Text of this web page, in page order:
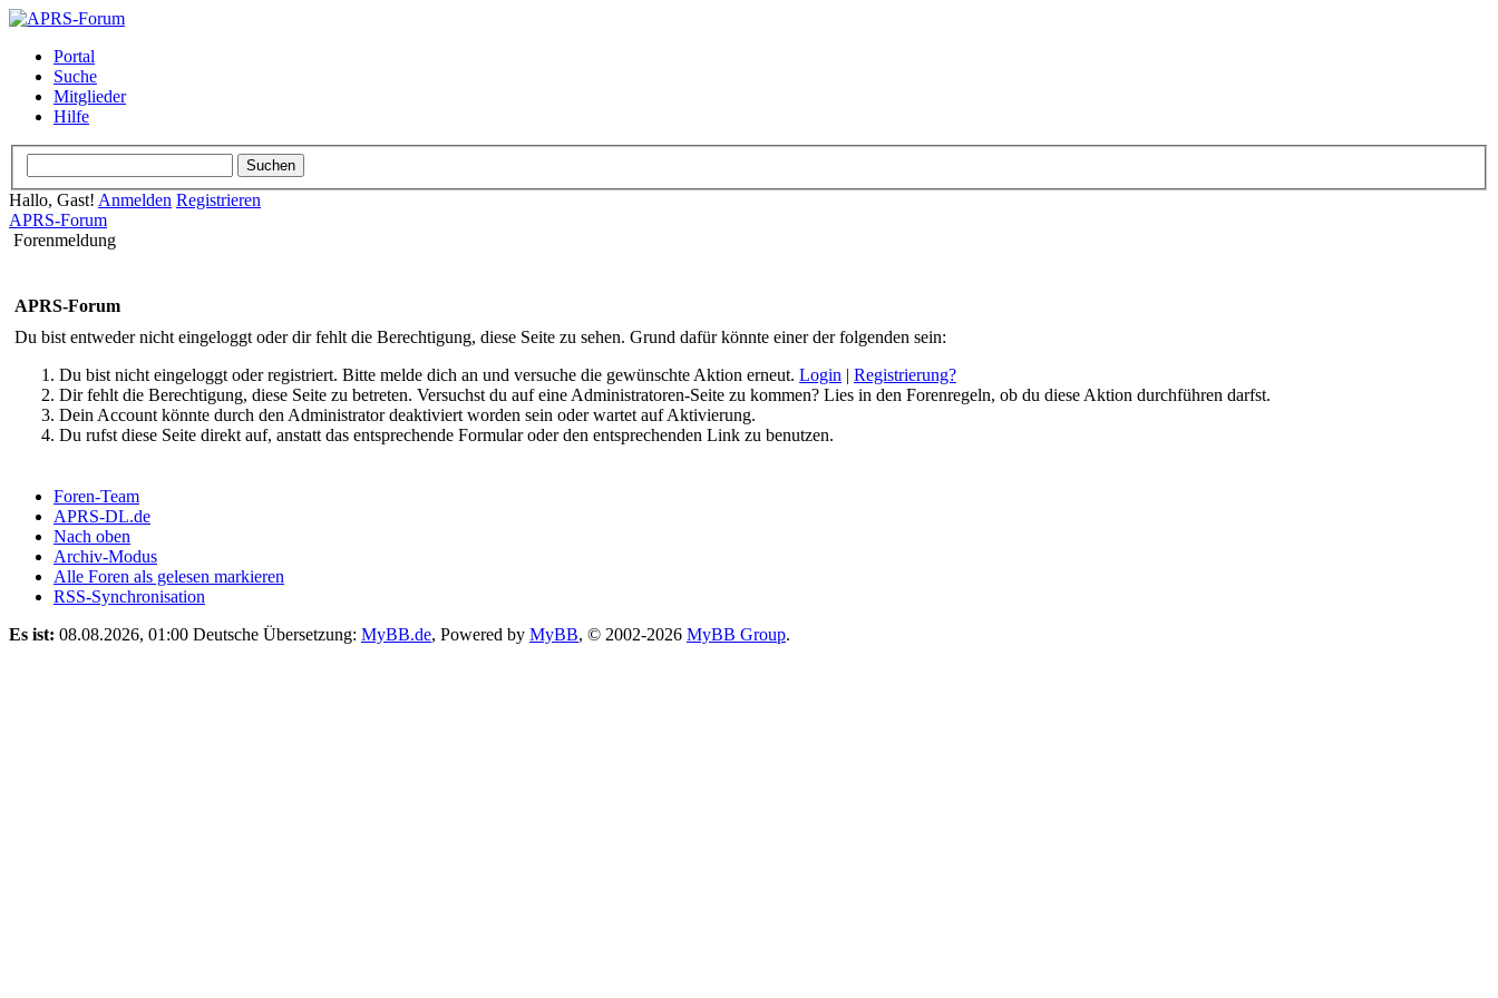
Portal
Suche
Mitglieder
Hilfe
Hallo, Gast! Anmelden Registrieren
APRS-Forum
Forenmeldung
APRS-Forum
Du bist entweder nicht eingeloggt oder dir fehlt die Berechtigung, diese Seite zu sehen. Grund dafür könnte einer der folgenden sein:
Du bist nicht eingeloggt oder registriert. Bitte melde dich an und versuche die gewünschte Aktion erneut. Login | Registrierung?
Dir fehlt die Berechtigung, diese Seite zu betreten. Versuchst du auf eine Administratoren-Seite zu kommen? Lies in den Forenregeln, ob du diese Aktion durchführen darfst.
Dein Account könnte durch den Administrator deaktiviert worden sein oder wartet auf Aktivierung.
Du rufst diese Seite direkt auf, anstatt das entsprechende Formular oder den entsprechenden Link zu benutzen.
Foren-Team
APRS-DL.de
Nach oben
Archiv-Modus
Alle Foren als gelesen markieren
RSS-Synchronisation
Es ist: 08.08.2026, 01:00 Deutsche Übersetzung: MyBB.de, Powered by MyBB, © 2002-2026 MyBB Group.